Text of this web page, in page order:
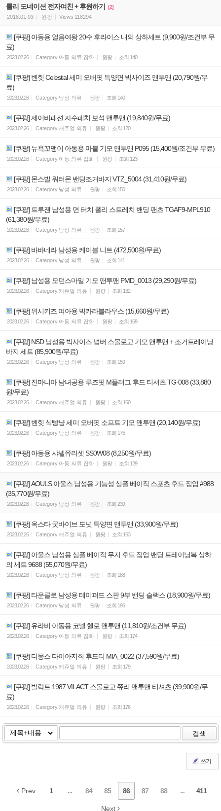
툴리 도네이션 전자여친 + 후원하기
[2]
2018.01.03
원팡 Views 118294
[쿠팡] 아동용 얼음여왕 20수 후라이스 내의 상하세트 (9,900원/조건부 무
료)
2023.02.26 Category 아동 의류 잡화 원팡 조회 140
[쿠팡] 벤힛 Celestial 세미 오버핏 특양면 빅사이즈 맨투맨 (20,790원/무
료)
2023.02.26 Category 남성 의류 원팡 조회 140
[쿠팡] 제이비패션 자수패치 보석 맨투맨 (19,840원/무료)
2023.02.26 Category 캐쥬얼 의류 원팡 조회 120
[쿠팡] 뉴욕꼬맹이 아동용 마블 기모 맨투맨 P095 (15,400원/조건부 무료)
2023.02.26 Category 아동 의류 잡화 원팡 조회 123
[쿠팡] 몬스빌 워터몬 밴딩조거바지 VTZ_5004 (31,410원/무료)
2023.02.26 Category 남성 의류 원팡 조회 150
[쿠팡] 트루젠 남성용 면 터치 폴리 스트레치 밴딩 팬츠 TGAF9-MPL910
(61,380원/무료)
2023.02.26 Category 남성 의류 원팡 조회 157
[쿠팡] 바바네라 남성용 케이블 니트 (472,500원/무료)
2023.02.26 Category 남성 의류 원팡 조회 141
[쿠팡] 남성용 모던스마일 기모 맨투맨 PMD_0013 (29,290원/무료)
2023.02.26 Category 캐쥬얼 의류 원팡 조회 132
[쿠팡] 위시키즈 여아용 빅카라블라우스 (15,660원/무료)
2023.02.26 Category 아동 의류 잡화 원팡 조회 169
[쿠팡] NSD 남성용 빅사이즈 넘버 스몰로고 기모 맨투맨 + 조거트레이닝
바지 세트 (85,900원/무료)
2023.02.26 Category 남성 의류 원팡 조회 159
[쿠팡] 진마니아 남녀공용 루즈핏 M플러그 후드 티셔츠 TG-008 (33,880
원/무료)
2023.02.26 Category 캐쥬얼 의류 원팡 조회 160
[쿠팡] 벤힛 식빵냥 세미 오버핏 소프트 기모 맨투맨 (20,140원/무료)
2023.02.26 Category 남성 의류 원팡 조회 175
[쿠팡] 아동용 샤넬쮸리셋 SS0W08 (8,250원/무료)
2023.02.26 Category 아동 의류 잡화 원팡 조회 129
[쿠팡] AOULS 아울스 남성용 기능성 심플 베이직 스포츠 후드 집업 #988
(35,770원/무료)
2023.02.26 Category 남성 의류 원팡 조회 239
[쿠팡] 옥스타 굿바이브 도넛 특양면 맨투맨 (33,900원/무료)
2023.02.26 Category 캐쥬얼 의류 원팡 조회 163
[쿠팡] 아울스 남성용 심플 베이직 무지 후드 집업 밴딩 트레이닝복 상하
의 세트 9688 (55,070원/무료)
2023.02.26 Category 남성 의류 원팡 조회 188
[쿠팡] 타운클로 남성용 테이퍼드 스판 9부 밴딩 슬랙스 (18,900원/무료)
2023.02.26 Category 남성 의류 원팡 조회 196
[쿠팡] 유라비 아동용 코넬 헬로 맨투맨 (11,810원/조건부 무료)
2023.02.26 Category 아동 의류 잡화 원팡 조회 174
[쿠팡] 디몽스 다이아지직 후드티 MIA_0022 (37,590원/무료)
2023.02.26 Category 캐쥬얼 의류 원팡 조회 179
[쿠팡] 빌락트 1987 VILACT 스몰로고 쮸리 맨투맨 티셔츠 (39,900원/무
료)
2023.02.26 Category 캐쥬얼 의류 원팡 조회 176
검색
쓰기
Prev 1 ... 84 85 86 87 88 ... 411
Next